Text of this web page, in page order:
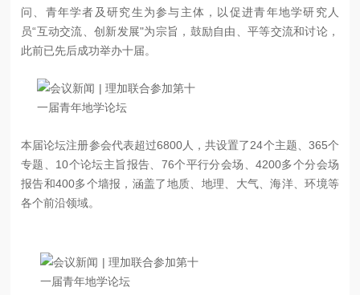
问、青年学者及研究生为参与主体，以促进青年地学研究人
员“互动交流、创新发展"为宗旨，鼓励自由、平等交流和讨论，
此前已先后成功举办十届。
本届论坛注册参会代表超过6800人，共设置了24个主题、365个
专题、10个论坛主旨报告、76个平行分会场、4200多个分会场
报告和400多个墙报，涵盖了地质、地理、大气、海洋、环境等
各个前沿领域。